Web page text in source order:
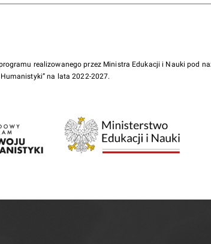
realizowanego przez Ministra Edukacji i Nauki pod
Humanistyki” na lata 2022-2027.